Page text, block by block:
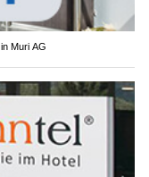
Muri AG